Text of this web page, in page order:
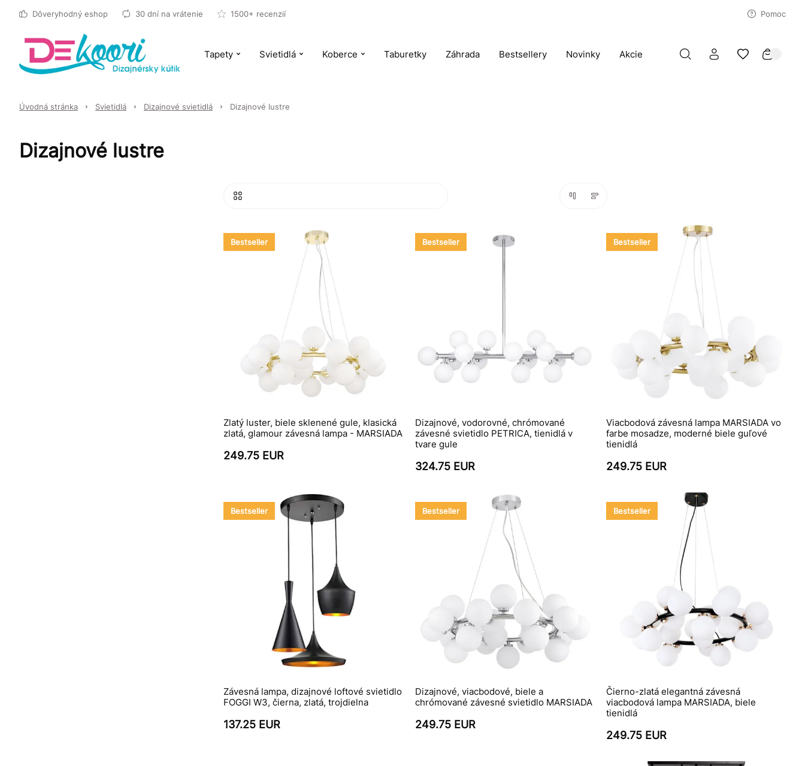
Dôveryhodný eshop 30 dní na vrátenie 1500+ recenzií Pomoc
Tapety Svietidlá Koberce Taburetky Záhrada Bestsellery Novinky Akcie
Úvodná stránka Svietidlá Dizajnové svietidlá Dizajnové lustre
Dizajnové lustre
Bestseller
Zlatý luster, biele sklenené gule, klasická
zlatá, glamour závesná lampa - MARSIADA
249.75 EUR
Bestseller
Dizajnové, vodorovné, chrómované
závesné svietidlo PETRICA, tienidlá v
tvare gule
324.75 EUR
Bestseller
Viacbodová závesná lampa MARSIADA vo
farbe mosadze, moderné biele guľové
tienidlá
249.75 EUR
Bestseller
Závesná lampa, dizajnové loftové svietidlo
FOGGI W3, čierna, zlatá, trojdielna
137.25 EUR
Bestseller
Dizajnové, viacbodové, biele a
chrómované závesné svietidlo MARSIADA
249.75 EUR
Bestseller
Čierno-zlatá elegantná závesná
viacbodová lampa MARSIADA, biele
tienidlá
249.75 EUR